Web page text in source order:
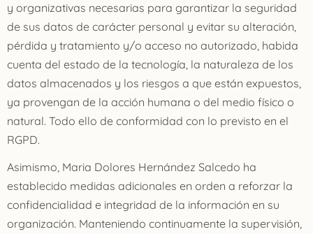
y organizativas necesarias para garantizar la seguridad
de sus datos de carácter personal y evitar su alteración,
pérdida y tratamiento y/o acceso no autorizado, habida
cuenta del estado de la tecnología, la naturaleza de los
datos almacenados y los riesgos a que están expuestos,
ya provengan de la acción humana o del medio físico o
natural. Todo ello de conformidad con lo previsto en el
RGPD.
Asimismo, Maria Dolores Hernández Salcedo ha
establecido medidas adicionales en orden a reforzar la
confidencialidad e integridad de la información en su
organización. Manteniendo continuamente la supervisión,